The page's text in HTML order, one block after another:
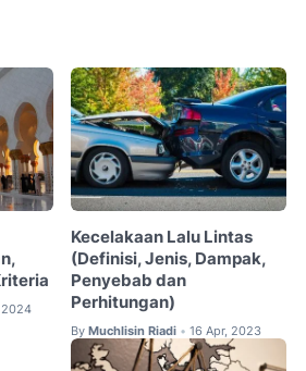
2024
Kecelakaan Lalu Lintas
(Definisi, Jenis, Dampak,
Penyebab dan
Perhitungan)
By Muchlisin Riadi • 16 Apr, 2023